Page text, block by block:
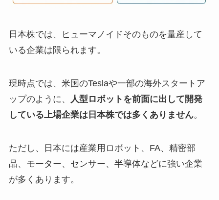
日本株では、ヒューマノイドそのものを量産して
いる企業は限られます。
現時点では、米国のTeslaや一部の海外スタートア
ップのように、
人型ロボットを前面に出して開発
している上場企業は日本株では多くありません。
ただし、日本には産業用ロボット、FA、精密部
品、モーター、センサー、半導体などに強い企業
が多くあります。